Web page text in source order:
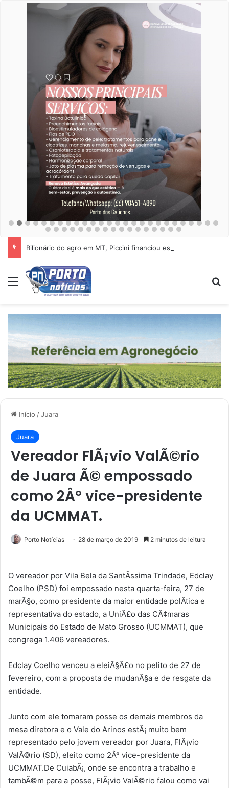
Menu
Início /Juara
Juara
Vereador FlÃ¡vio ValÃ©rio
de Juara Ã© empossado
como 2Âº vice-presidente
da UCMMAT.
Porto Notícias 28 de março de 2019 2 minutos de leitura
O vereador por Vila Bela da SantÃ­ssima Trindade, Edclay
Coelho (PSD) foi empossado nesta quarta-feira, 27 de
marÃ§o, como presidente da maior entidade polÃ­tica e
representativa do estado, a UniÃ£o das CÃ¢maras
Municipais do Estado de Mato Grosso (UCMMAT), que
congrega 1.406 vereadores.
Edclay Coelho venceu a eleiÃ§Ã£o no pelito de 27 de
fevereiro, com a proposta de mudanÃ§a e de resgate da
entidade.
Junto com ele tomaram posse os demais membros da
mesa diretora e o Vale do Arinos estÃ¡ muito bem
representado pelo jovem vereador por Juara, FlÃ¡vio
ValÃ©rio (SD), eleito como 2Âº vice-presidente da
UCMMAT.De CuiabÃ¡, onde se encontra a trabalho e
tambÃ©m para a posse, FlÃ¡vio ValÃ©rio falou como vai